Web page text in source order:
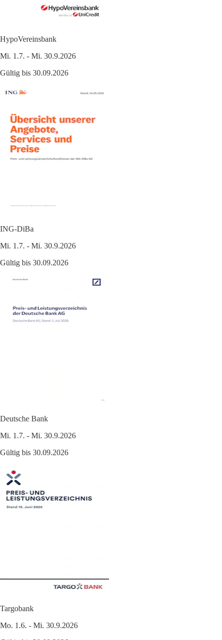
HypoVereinsbank
Mi. 1.7. - Mi. 30.9.2026
Gültig bis 30.09.2026
ING-DiBa
Mi. 1.7. - Mi. 30.9.2026
Gültig bis 30.09.2026
Deutsche Bank
Mi. 1.7. - Mi. 30.9.2026
Gültig bis 30.09.2026
Targobank
Mo. 1.6. - Mi. 30.9.2026